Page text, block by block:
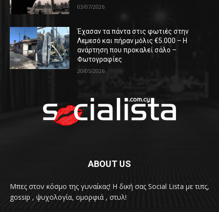
03/07/2026
Έχασαν τα πάντα στις φωτιές στην
Λεμεσό και πήραν μόλις €5.000 – Η
ανάρτηση που προκαλεί σάλο –
Φωτογραφίες
20/05/2026
ABOUT US
Μπες στον κόσμο της γυναίκας! H δική σας Social Lista με τιπς,
gossip , ψυχολογία, ομορφιά , στυλ!